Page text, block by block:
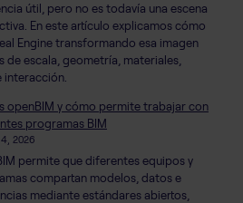
útil, pero no es todavía una escena
En este artículo explicamos cómo
Engine transformando esa imagen
de escala, geometría, materiales,
interacción.
openBIM y cómo permite trabajar con
programas BIM
2026
permite que diferentes equipos y
compartan modelos, datos e
mediante estándares abiertos,